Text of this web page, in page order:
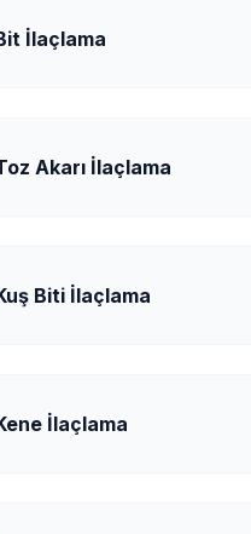
İlaçlama
Akarı İlaçlama
Biti İlaçlama
İlaçlama